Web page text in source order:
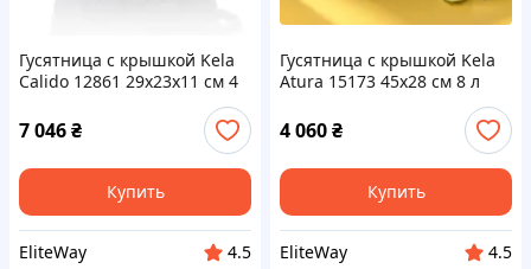
Гусятница с крышкой Kela
Сalido 12861 29х23х11 см 4
7 046₴
Купить
EliteWay
4.5
Гусятница с крышкой Kela
Atura 15173 45х28 см 8 л
4 060₴
Купить
EliteWay
4.5